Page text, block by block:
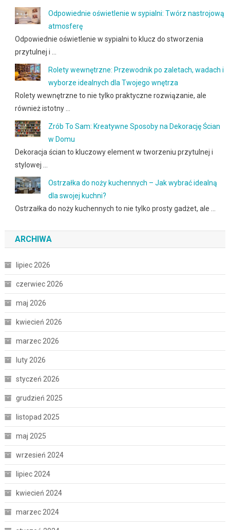
Odpowiednie oświetlenie w sypialni: Twórz nastrojową
atmosferę
Odpowiednie oświetlenie w sypialni to klucz do stworzenia
przytulnej i …
Rolety wewnętrzne: Przewodnik po zaletach, wadach i
wyborze idealnych dla Twojego wnętrza
Rolety wewnętrzne to nie tylko praktyczne rozwiązanie, ale
również istotny …
Zrób To Sam: Kreatywne Sposoby na Dekorację Ścian
w Domu
Dekoracja ścian to kluczowy element w tworzeniu przytulnej i
stylowej …
Ostrzałka do noży kuchennych – Jak wybrać idealną
dla swojej kuchni?
Ostrzałka do noży kuchennych to nie tylko prosty gadżet, ale …
ARCHIWA
lipiec 2026
czerwiec 2026
maj 2026
kwiecień 2026
marzec 2026
luty 2026
styczeń 2026
grudzień 2025
listopad 2025
maj 2025
wrzesień 2024
lipiec 2024
kwiecień 2024
marzec 2024